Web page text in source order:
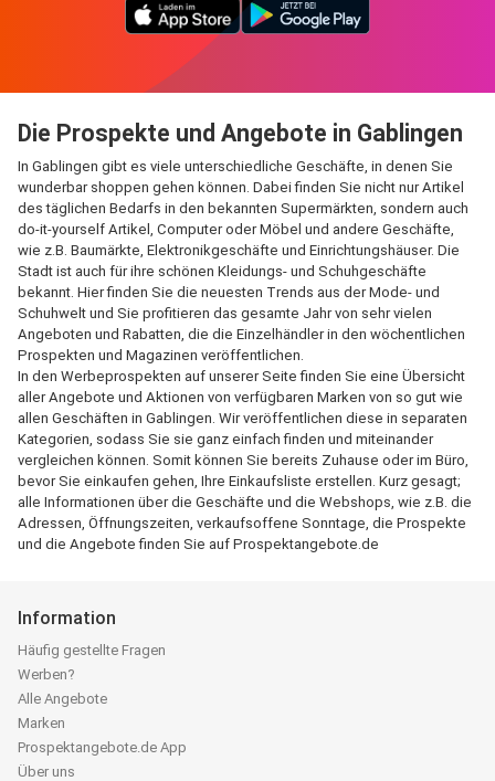
Die Prospekte und Angebote in Gablingen
In Gablingen gibt es viele unterschiedliche Geschäfte, in denen Sie
wunderbar shoppen gehen können. Dabei finden Sie nicht nur Artikel
des täglichen Bedarfs in den bekannten Supermärkten, sondern auch
do-it-yourself Artikel, Computer oder Möbel und andere Geschäfte,
wie z.B. Baumärkte, Elektronikgeschäfte und Einrichtungshäuser. Die
Stadt ist auch für ihre schönen Kleidungs- und Schuhgeschäfte
bekannt. Hier finden Sie die neuesten Trends aus der Mode- und
Schuhwelt und Sie profitieren das gesamte Jahr von sehr vielen
Angeboten und Rabatten, die die Einzelhändler in den wöchentlichen
Prospekten und Magazinen veröffentlichen.
In den Werbeprospekten auf unserer Seite finden Sie eine Übersicht
aller Angebote und Aktionen von verfügbaren Marken von so gut wie
allen Geschäften in Gablingen. Wir veröffentlichen diese in separaten
Kategorien, sodass Sie sie ganz einfach finden und miteinander
vergleichen können. Somit können Sie bereits Zuhause oder im Büro,
bevor Sie einkaufen gehen, Ihre Einkaufsliste erstellen. Kurz gesagt;
alle Informationen über die Geschäfte und die Webshops, wie z.B. die
Adressen, Öffnungszeiten, verkaufsoffene Sonntage, die Prospekte
und die Angebote finden Sie auf Prospektangebote.de
Information
Häufig gestellte Fragen
Werben?
Alle Angebote
Marken
Prospektangebote.de App
Über uns